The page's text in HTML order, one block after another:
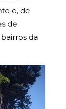
e, de
de
da